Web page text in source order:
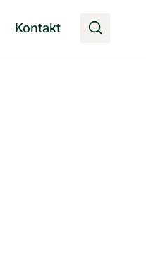
Kontakt